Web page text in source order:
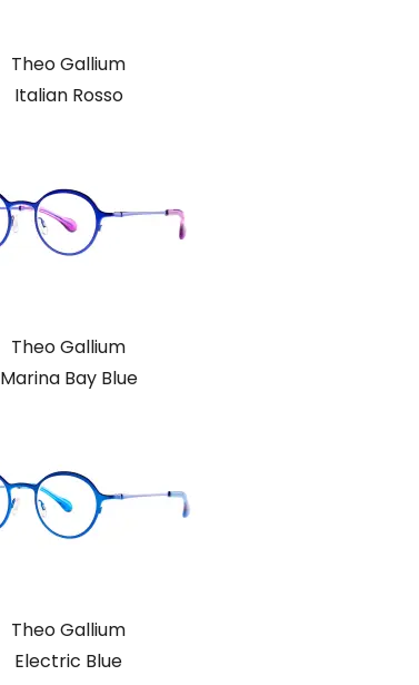
Theo Gallium
Italian Rosso
Theo Gallium
Marina Bay Blue
Theo Gallium
Electric Blue